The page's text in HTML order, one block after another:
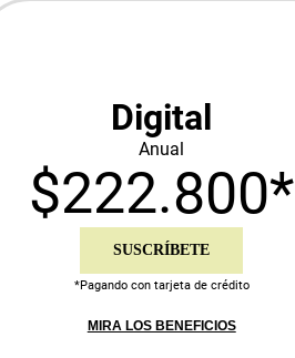
Digital
Anual
$222.800*
SUSCRÍBETE
*Pagando con tarjeta de crédito
MIRA LOS BENEFICIOS